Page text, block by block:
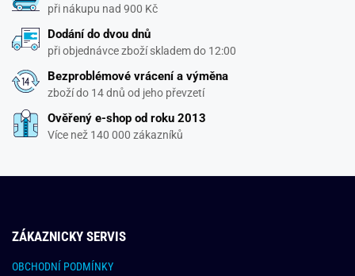
při nákupu nad 900 Kč
Dodání do dvou dnů
při objednávce zboží skladem do 12:00
Bezproblémové vrácení a výměna
zboží do 14 dnů od jeho převzetí
Ověřený e-shop od roku 2013
Více než 140 000 zákazníků
ZÁKAZNICKY SERVIS
OBCHODNÍ PODMÍNKY